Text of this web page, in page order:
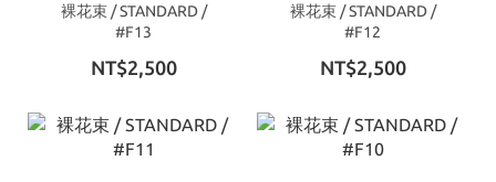
裸花束 / STANDARD /
#F13
NT$2,500
裸花束 / STANDARD /
#F12
NT$2,500